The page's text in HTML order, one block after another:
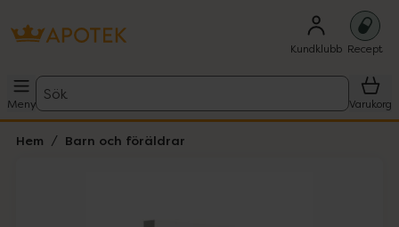
Kundklubb Recept
Meny
Sök
Varukorg
Hem Barn och föräldrar